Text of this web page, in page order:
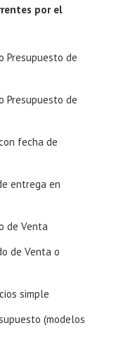
por el
Presupuesto de
Presupuesto de
fecha de
entrega en
de Venta
de Venta o
simple
(modelos